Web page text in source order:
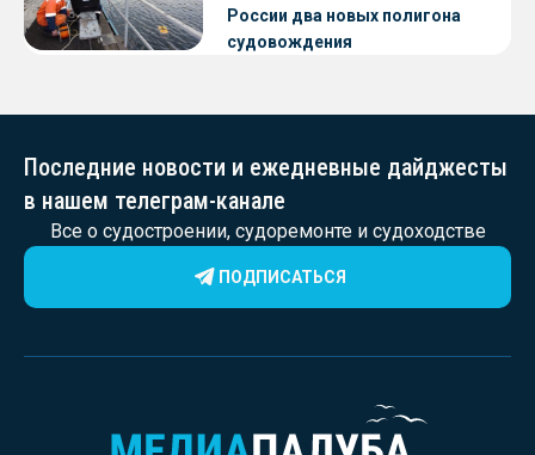
России два новых полигона
судовождения
Последние новости и ежедневные дайджесты
в нашем телеграм-канале
Все о судостроении, судоремонте и судоходстве
ПОДПИСАТЬСЯ